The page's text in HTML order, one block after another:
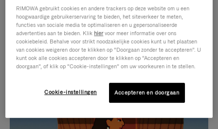
IS
GELUID
RIMOWA gebruikt cookies en andere trackers op deze website om u een
hoogwaardige gebruikerservaring te bieden, het siteverkeer te meten,
functies van sociale media te optimaliseren en u gepersonaliseerde
advertenties aan te bieden. Klik hiervoor meer informatie over ons
cookiebeleid. Behalve voor strikt noodzakelijke cookies kunt u het plaatsen
van cookies weigeren door te klikken op “Doorgaan zonder te accepteren”. U
kunt ook alle cookies accepteren door te klikken op “Accepteren en
doorgaan”, of klik op “Cookie-instellingen” om uw voorkeuren in te stellen.
Cookie-instellingen Accepteren en doorgaan